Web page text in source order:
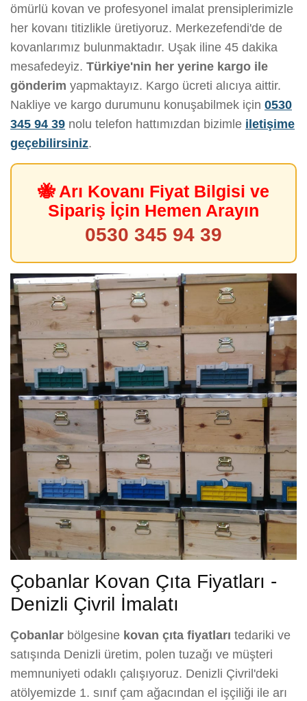
ömürlü kovan ve profesyonel imalat prensiplerimizle
her kovanı titizlikle üretiyoruz. Merkezefendi'de de
kovanlarımız bulunmaktadır. Uşak iline 45 dakika
mesafedeyiz. Türkiye'nin her yerine kargo ile
gönderim yapmaktayız. Kargo ücreti alıcıya aittir.
Nakliye ve kargo durumunu konuşabilmek için 0530
345 94 39 nolu telefon hattımızdan bizimle iletişime
geçebilirsiniz.
🐝 Arı Kovanı Fiyat Bilgisi ve
Sipariş İçin Hemen Arayın
0530 345 94 39
Çobanlar Kovan Çıta Fiyatları -
Denizli Çivril İmalatı
Çobanlar bölgesine kovan çıta fiyatları tedariki ve
satışında Denizli üretim, polen tuzağı ve müşteri
memnuniyeti odaklı çalışıyoruz. Denizli Çivril'deki
atölyemizde 1. sınıf çam ağacından el işçiliği ile arı